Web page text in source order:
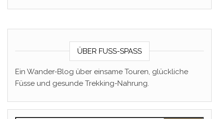
ÜBER FUSS-SPASS
Ein Wander-Blog über einsame Touren, glückliche
Füsse und gesunde Trekking-Nahrung.